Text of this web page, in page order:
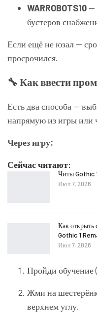
WARROBOTS10 —
бустеров
Если ещё не юзал —
просрочился.
🔧 Как ввести
Есть два способа —
напрямую из игры или
Через игру:
Сейчас читают:
Читы Gothic
Июл 7, 2026
Как открыть
Gothic 1
Июл 7, 2026
Пройди обучение
Жми на
верхнем углу.